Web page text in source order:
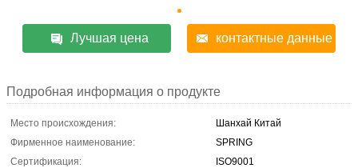
Лучшая цена контактные данные
Подробная информация о продукте
Место происхождения:
Шанхай Китай
Фирменное наименование:
SPRING
Сертификация:
ISO9001